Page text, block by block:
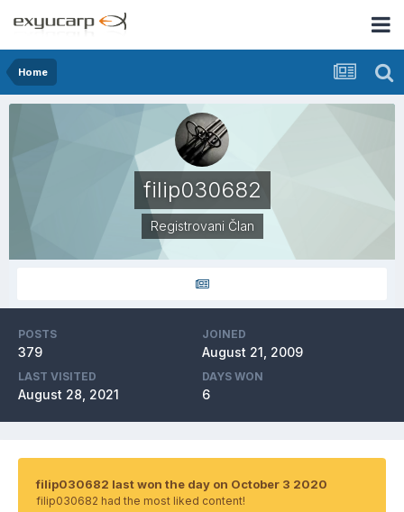
Home
filip030682
Registrovani Član
POSTS
379
JOINED
August 21, 2009
LAST VISITED
August 28, 2021
DAYS WON
6
filip030682 last won the day on October 3 2020
filip030682 had the most liked content!